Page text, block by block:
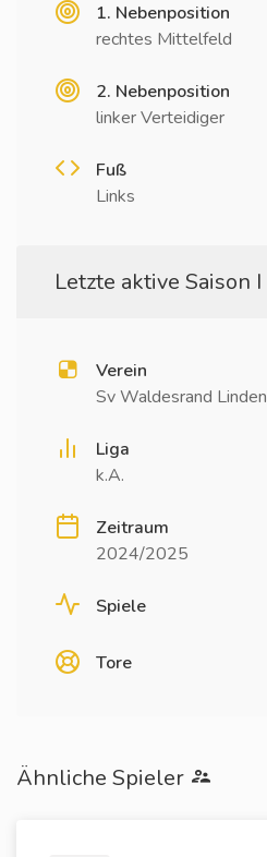
1. Nebenposition
rechtes Mittelfeld
2. Nebenposition
linker Verteidiger
Fuß
Links
Letzte aktive Saison I
Verein
Sv Waldesrand Linden
Liga
k.A.
Zeitraum
2024/2025
Spiele
Tore
Ähnliche Spieler